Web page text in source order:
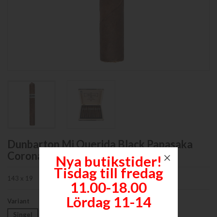
Dunbarton Mi Querida Black Papasaka
Corona Gorda
143 x 19
Variant
Singel
Nya butikstider!
Tisdag till fredag
11.00-18.00
Lördag 11-14